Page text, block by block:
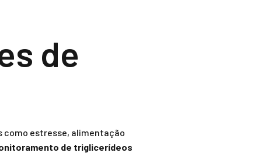
de
como estresse, alimentação
de triglicerídeos